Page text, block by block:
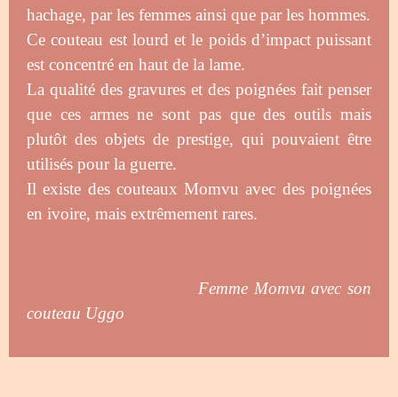
hachage, par les femmes ainsi que par les hommes.
Ce couteau est lourd et le poids d’impact puissant
est concentré en haut de la lame.
La qualité des gravures et des poignées fait penser
que ces armes ne sont pas que des outils mais
plutôt des objets de prestige, qui pouvaient être
utilisés pour la guerre.
Il existe des couteaux Momvu avec des poignées
en ivoire, mais extrêmement rares.
Femme Momvu avec son
couteau Uggo